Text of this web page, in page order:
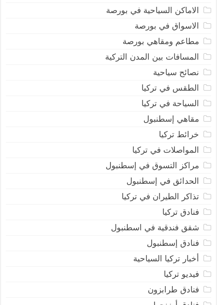
الاماكن السياحية في بورصة
الاسواق في بورصة
مطاعم ومقاهي بورصة
المسافات بين المدن التركية
نصائح سياحية
الطقس في تركيا
السياحة في تركيا
مقاهي إسطنبول
خرائط تركيا
المواصلات في تركيا
مراكز التسوق في إسطنبول
الحدائق في إسطنبول
تذاكر الطيران في تركيا
فنادق تركيا
شقق فندقية في اسطنبول
فنادق إسطنبول
أخبار تركيا السياحية
فيديو تركيا
فنادق طرابزون